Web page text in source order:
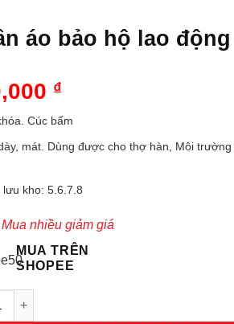
áo bảo hộ lao động
₫
Cúc bấm
mát. Dùng được cho thợ hàn, Môi trường
lưu kho: 5.6.7.8
nhiều giảm giá
MUA TRÊN
SHOPEE